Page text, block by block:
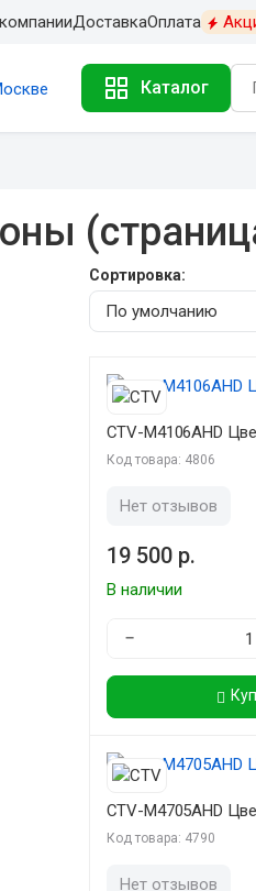
ДоставкаОплата
Каталог
Сортировка:
CTV-M4106AHD
Код товара: 4806
Нет отзывов
19 500 р.
В наличии
−
CTV-M4705AHD
Код товара: 4790
Нет отзывов